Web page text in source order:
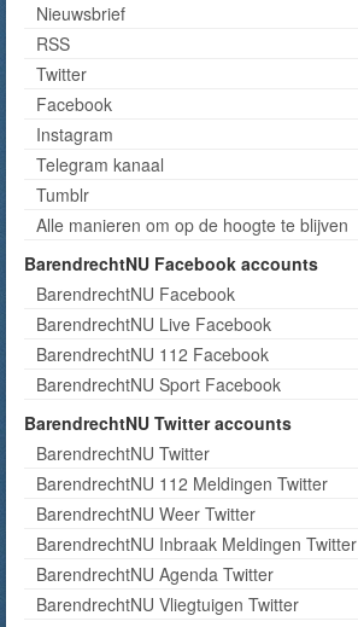
Nieuwsbrief
RSS
Twitter
Facebook
Instagram
Telegram kanaal
Tumblr
Alle manieren om op de hoogte te blijven
BarendrechtNU Facebook accounts
BarendrechtNU Facebook
BarendrechtNU Live Facebook
BarendrechtNU 112 Facebook
BarendrechtNU Sport Facebook
BarendrechtNU Twitter accounts
BarendrechtNU Twitter
BarendrechtNU 112 Meldingen Twitter
BarendrechtNU Weer Twitter
BarendrechtNU Inbraak Meldingen Twitter
BarendrechtNU Agenda Twitter
BarendrechtNU Vliegtuigen Twitter